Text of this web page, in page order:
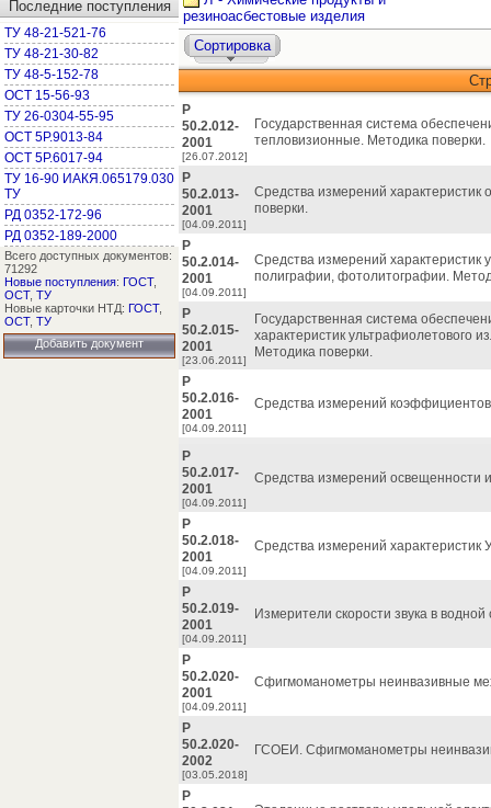
Последние поступления
ТУ 48-21-521-76
ТУ 48-21-30-82
ТУ 48-5-152-78
ОСТ 15-56-93
ТУ 26-0304-55-95
ОСТ 5Р.9013-84
ОСТ 5Р.6017-94
ТУ 16-90 ИАКЯ.065179.030
ТУ
РД 0352-172-96
РД 0352-189-2000
Всего доступных документов:
71292
Новые поступления: ГОСТ,
ОСТ, ТУ
Новые карточки НТД: ГОСТ,
ОСТ, ТУ
Добавить документ
резиноасбестовые изделия
Сортировка
Р
50.2.012-
2001
[26.07.2012]
Государственная система
тепловизионные. Методика поверки.
Р
50.2.013-
2001
[04.09.2011]
Средства измерений характеристик
поверки.
Р
50.2.014-
2001
[04.09.2011]
Средства измерений характеристик
полиграфии, фотолитографии.
Р
50.2.015-
2001
[23.06.2011]
Государственная система
характеристик ультрафиолетового
Методика поверки.
Р
50.2.016-
2001
[04.09.2011]
Средства измерений
Р
50.2.017-
2001
[04.09.2011]
Средства измерений освещенности
Р
50.2.018-
2001
[04.09.2011]
Средства измерений
Р
50.2.019-
2001
[04.09.2011]
Измерители скорости звука в
Р
50.2.020-
2001
[04.09.2011]
Сфигмоманометры неинвазивные
Р
50.2.020-
2002
[03.05.2018]
ГСОЕИ. Сфигмоманометры
Р